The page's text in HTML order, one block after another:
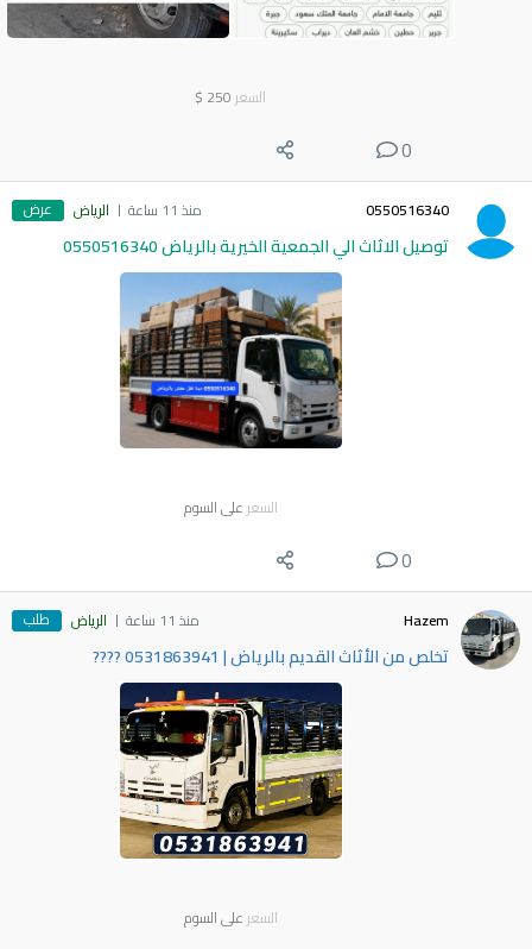
السعر 250
$
0
0550516340 منذ 11 ساعة الرياض عرض
توصيل الاثاث الي الجمعية الخيرية بالرياض 0550516340
السعر على السوم
0
Hazem منذ 11 ساعة الرياض طلب
​تخلص من الأثاث القديم بالرياض | 0531863941 ????
السعر على السوم